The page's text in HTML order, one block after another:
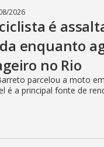
2026
é
enquanto
no Rio
parcelou a moto
é a principal fonte de